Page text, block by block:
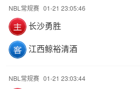
NBL常规赛 01-21 23:05:46
长沙勇胜
江西鲸裕清酒
NBL常规赛 01-21 23:03:44